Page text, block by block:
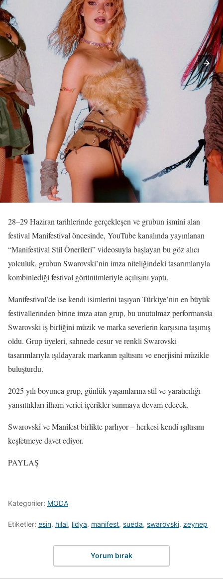
28–29 Haziran tarihlerinde gerçekleşen ve grubun ismini alan
festival Manifestival öncesinde, YouTube kanalında yayınlanan
“Manifestival Stil Önerileri” videosuyla başlayan bu göz alıcı
yolculuk, grubun Swarovski’nin imza niteliğindeki tasarımlarıyla
kombinlediği festival görünümleriyle açılışını yaptı.
Manifestival’de ise kendi isimlerini taşıyan Türkiye’nin en büyük
festivallerinden birine imza atan grup, bu unutulmaz performansla
Swarovski iş birliğini müzik ve marka severlerin karşısına taşımış
oldu. Grup üyeleri, sahnede cesur ve renkli Swarovski
tasarımlarıyla ışıldayarak markanın ışıltısını ve enerjisini müzikle
buluşturdu.
2025 yılı boyunca grup, günlük yaşamlarına stil ve yaratıcılığı
yansıttıkları ilham verici içerikler sunmaya devam edecek.
Swarovski ve Manifest birlikte parlıyor – herkesi kendi ışıltısını
keşfetmeye davet ediyor.
PAYLAŞ
Kategoriler: MODA
Etiketler: esin, hilal, lidya, manifest, sueda, swarovski, zeynep
Yorum bırak